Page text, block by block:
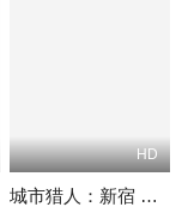
HD
城市猎人：新宿 PRIVATE EYES